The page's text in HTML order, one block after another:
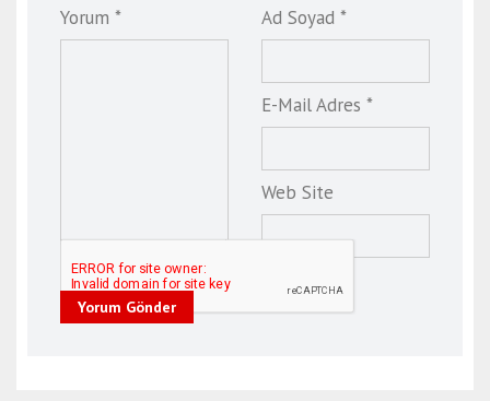
Yorum * Ad Soyad *
E-Mail Adres *
Web Site
Yorum Gönder